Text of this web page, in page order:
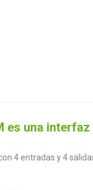
es una
4 entradas y 4